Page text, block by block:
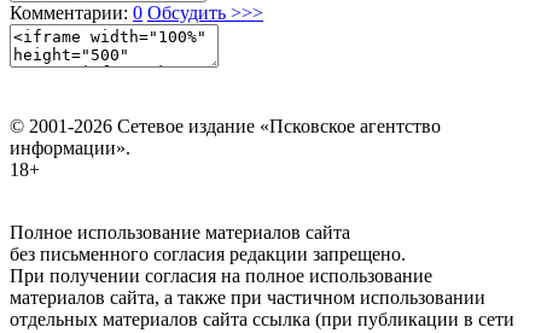
Комментарии: 0 Обсудить >>>
© 2001-2026 Сетевое издание «Псковское агентство
информации».
18+
Полное использование материалов сайта
без письменного согласия редакции запрещено.
При получении согласия на полное использование
материалов сайта, а также при частичном использовании
отдельных материалов сайта ссылка (при публикации в сети